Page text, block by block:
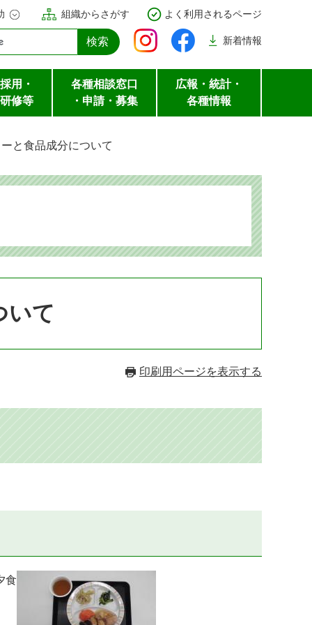
組織からさがす よく利用されるページ
新着情報
用・
修等
各種相談窓口
・申請・募集
広報・統計・
各種情報
と食品成分について
いて
印刷用ページを表示する